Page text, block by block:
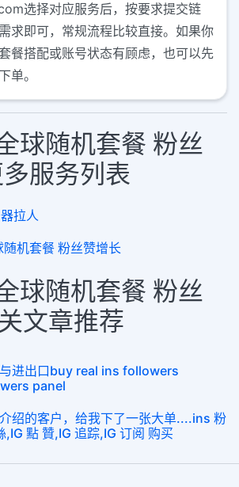
选择对应服务后，按要求提交链
求即可，常规流程比较直接。如果你
餐搭配或账号状态有顾虑，也可以先
单。
球随机套餐 粉丝
服务列表
拉人
机套餐 粉丝赞增长
球随机套餐 粉丝
文章推荐
进出口buy real ins followers
panel
绍的客户，给我下了一张大单....ins 粉
,IG 點 贊,IG 追踪,IG 订阅 购买